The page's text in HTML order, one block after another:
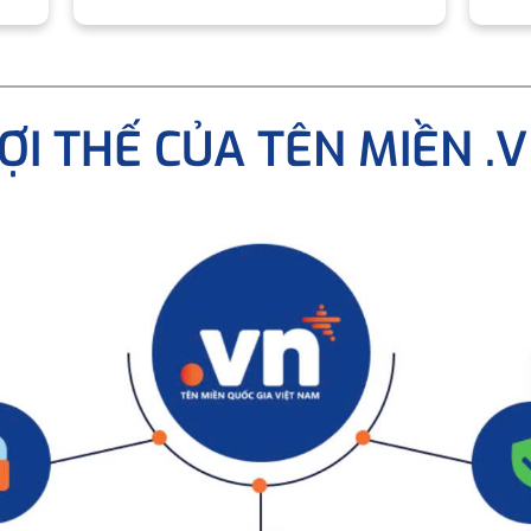
THẾ CỦA TÊN MIỀN